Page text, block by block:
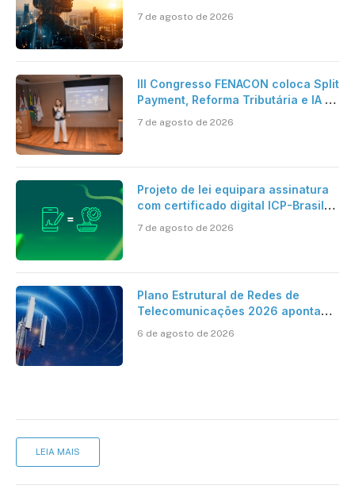
verdadeira era da inteligência
7 de agosto de 2026
III Congresso FENACON coloca Split
Payment, Reforma Tributária e IA no
7 de agosto de 2026
Projeto de lei equipara assinatura
com certificado digital ICP-Brasil
cartório
7 de agosto de 2026
Plano Estrutural de Redes de
Telecomunicações 2026 aponta
mantém desafio
6 de agosto de 2026
LEIA MAIS